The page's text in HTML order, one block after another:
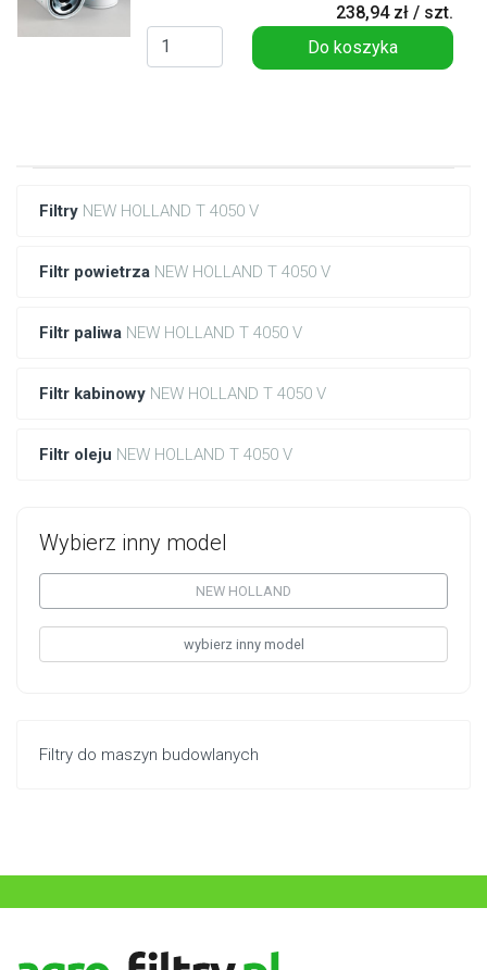
Filtry NEW HOLLAND T 4050 V
Filtr powietrza NEW HOLLAND T 4050 V
Filtr paliwa NEW HOLLAND T 4050 V
Filtr kabinowy NEW HOLLAND T 4050 V
Filtr oleju NEW HOLLAND T 4050 V
Wybierz inny model
NEW HOLLAND
wybierz inny model
Filtry do maszyn budowlanych
238,94 zł / szt.
Do koszyka